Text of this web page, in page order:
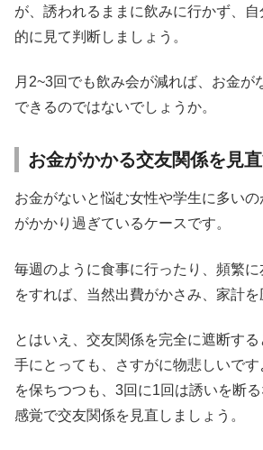
が、誘われるままに飲みに行かず、
的に見て判断しましょう。
月2~3回でも飲み会が減れば、お金が
できるのではないでしょうか。
お金がかかる交友関係を見
お金がないと悩む女性や学生に多い
がかかり過ぎているケースです。
毎週のように食事に行ったり、頻繁
をすれば、当然出費がかさみ、家計を
とはいえ、交友関係を完全に遮断す
手にとっても、さすがに物悲しいで
を保ちつつも、3回に1回は誘いを断
感覚で交友関係を見直しましょう。